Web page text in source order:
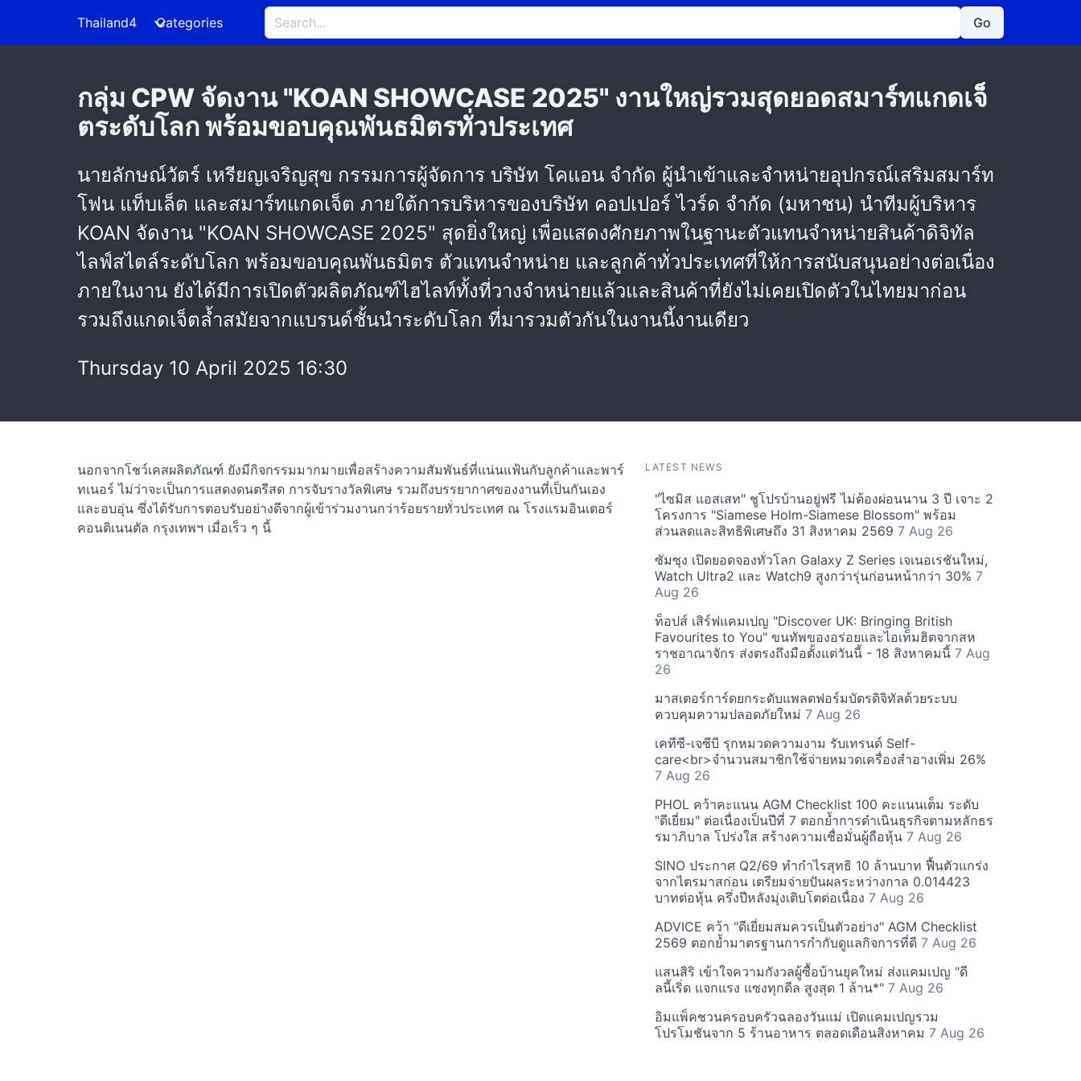
Thailand4 Categories Go
กลุ่ม CPW จัดงาน "KOAN SHOWCASE 2025" งานใหญ่รวมสุดยอดสมาร์ทแกดเจ็
ตระดับโลก พร้อมขอบคุณพันธมิตรทั่วประเทศ
นายลักษณ์วัตร์ เหรียญเจริญสุข กรรมการผู้จัดการ บริษัท โคแอน จำกัด ผู้นำเข้าและจำหน่ายอุปกรณ์เสริมสมาร์ท
โฟน แท็บเล็ต และสมาร์ทแกดเจ็ต ภายใต้การบริหารของบริษัท คอปเปอร์ ไวร์ด จำกัด (มหาชน) นำทีมผู้บริหาร
KOAN จัดงาน "KOAN SHOWCASE 2025" สุดยิ่งใหญ่ เพื่อแสดงศักยภาพในฐานะตัวแทนจำหน่ายสินค้าดิจิทัล
ไลฟ์สไตล์ระดับโลก พร้อมขอบคุณพันธมิตร ตัวแทนจำหน่าย และลูกค้าทั่วประเทศที่ให้การสนับสนุนอย่างต่อเนื่อง
ภายในงาน ยังได้มีการเปิดตัวผลิตภัณฑ์ไฮไลท์ทั้งที่วางจำหน่ายแล้วและสินค้าที่ยังไม่เคยเปิดตัวในไทยมาก่อน
รวมถึงแกดเจ็ตล้ำสมัยจากแบรนด์ชั้นนำระดับโลก ที่มารวมตัวกันในงานนี้งานเดียว
Thursday 10 April 2025 16:30
นอกจากโชว์เคสผลิตภัณฑ์ ยังมีกิจกรรมมากมายเพื่อสร้างความสัมพันธ์ที่แน่นแฟ้นกับลูกค้าและพาร์
ทเนอร์ ไม่ว่าจะเป็นการแสดงดนตรีสด การจับรางวัลพิเศษ รวมถึงบรรยากาศของงานที่เป็นกันเอง
และอบอุ่น ซึ่งได้รับการตอบรับอย่างดีจากผู้เข้าร่วมงานกว่าร้อยรายทั่วประเทศ ณ โรงแรมอินเตอร์
คอนติเนนตัล กรุงเทพฯ เมื่อเร็ว ๆ นี้
LATEST NEWS
"ไซมิส แอสเสท" ชูโปรบ้านอยู่ฟรี ไม่ต้องผ่อนนาน 3 ปี เจาะ 2
โครงการ "Siamese Holm-Siamese Blossom" พร้อม
ส่วนลดและสิทธิพิเศษถึง 31 สิงหาคม 2569 7 Aug 26
ซัมซุง เปิดยอดจองทั่วโลก Galaxy Z Series เจเนอเรชันใหม่,
Watch Ultra2 และ Watch9 สูงกว่ารุ่นก่อนหน้ากว่า 30% 7
Aug 26
ท็อปส์ เสิร์ฟแคมเปญ "Discover UK: Bringing British
Favourites to You" ขนทัพของอร่อยและไอเท็มฮิตจากสห
ราชอาณาจักร ส่งตรงถึงมือตั้งแต่วันนี้ - 18 สิงหาคมนี้ 7 Aug
26
มาสเตอร์การ์ดยกระดับแพลตฟอร์มบัตรดิจิทัลด้วยระบบ
ควบคุมความปลอดภัยใหม่ 7 Aug 26
เคทีซี-เจซีบี รุกหมวดความงาม รับเทรนด์ Self-
care<br>จำนวนสมาชิกใช้จ่ายหมวดเครื่องสำอางเพิ่ม 26%
7 Aug 26
PHOL คว้าคะแนน AGM Checklist 100 คะแนนเต็ม ระดับ
"ดีเยี่ยม" ต่อเนื่องเป็นปีที่ 7 ตอกย้ำการดำเนินธุรกิจตามหลักธร
รมาภิบาล โปร่งใส สร้างความเชื่อมั่นผู้ถือหุ้น 7 Aug 26
SINO ประกาศ Q2/69 ทำกำไรสุทธิ 10 ล้านบาท ฟื้นตัวแกร่ง
จากไตรมาสก่อน เตรียมจ่ายปันผลระหว่างกาล 0.014423
บาทต่อหุ้น ครึ่งปีหลังมุ่งเติบโตต่อเนื่อง 7 Aug 26
ADVICE คว้า "ดีเยี่ยมสมควรเป็นตัวอย่าง" AGM Checklist
2569 ตอกย้ำมาตรฐานการกำกับดูแลกิจการที่ดี 7 Aug 26
แสนสิริ เข้าใจความกังวลผู้ซื้อบ้านยุคใหม่ ส่งแคมเปญ "ดี
ลนี้เริ่ด แจกแรง แซงทุกดีล สูงสุด 1 ล้าน*" 7 Aug 26
อิมแพ็คชวนครอบครัวฉลองวันแม่ เปิดแคมเปญรวม
โปรโมชันจาก 5 ร้านอาหาร ตลอดเดือนสิงหาคม 7 Aug 26